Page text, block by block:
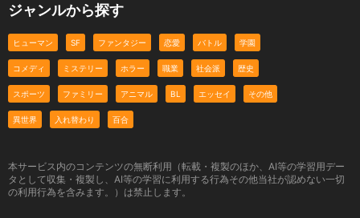
ジャンルから探す
ヒューマン SF ファンタジー 恋愛 バトル 学園
コメディ ミステリー ホラー 職業 社会派 歴史
スポーツ ファミリー アニマル BL エッセイ その他
異世界 入れ替わり 百合
本サービス内のコンテンツの無断利用（転載・複製のほか、AI等の学習用デー
タとして収集・複製し、AI等の学習に利用する行為その他当社が認めない一切
の利用行為を含みます。）は禁止します。